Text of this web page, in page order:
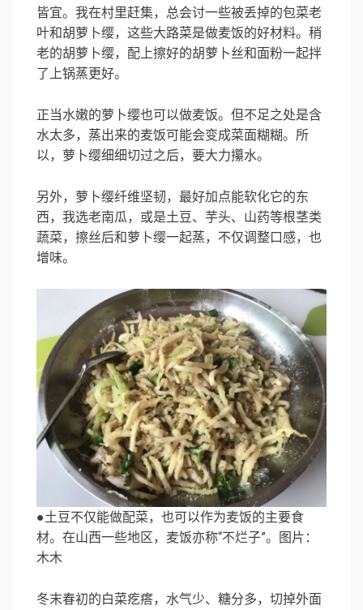
皆宜。我在村里赶集，总会讨一些被丢掉的包菜老
叶和胡萝卜缨，这些大路菜是做麦饭的好材料。稍
老的胡萝卜缨，配上擦好的胡萝卜丝和面粉一起拌
了上锅蒸更好。
正当水嫩的萝卜缨也可以做麦饭。但不足之处是含
水太多，蒸出来的麦饭可能会变成菜面糊糊。所
以，萝卜缨细细切过之后，要大力攥水。
另外，萝卜缨纤维坚韧，最好加点能软化它的东
西，我选老南瓜，或是土豆、芋头、山药等根茎类
蔬菜，擦丝后和萝卜缨一起蒸，不仅调整口感，也
增味。
●土豆不仅能做配菜，也可以作为麦饭的主要食
材。在山西一些地区，麦饭亦称“不烂子”。图片：
木木
冬末春初的白菜疙瘩，水气少、糖分多，切掉外面